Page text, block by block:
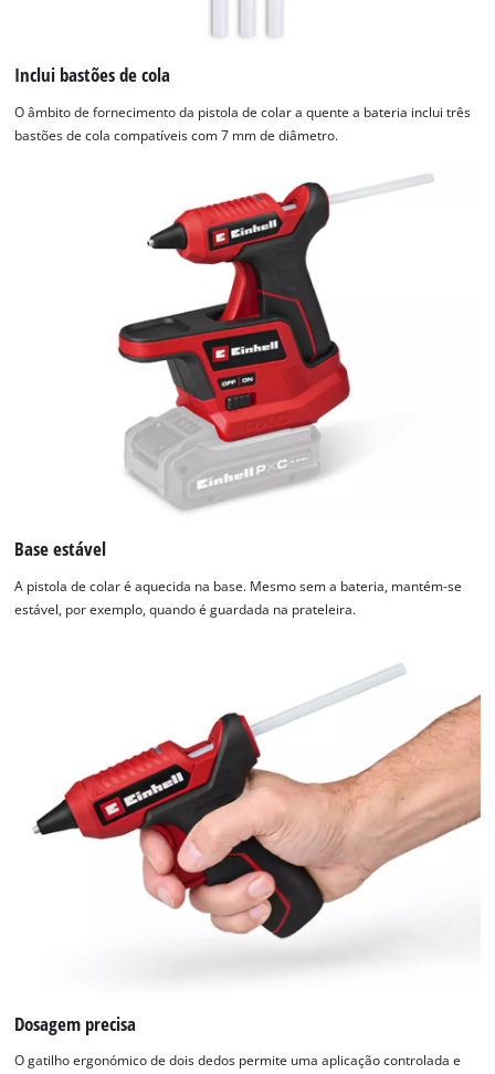
Inclui bastões de cola
O âmbito de fornecimento da pistola de colar a quente a bateria inclui três
bastões de cola compatíveis com 7 mm de diâmetro.
Base estável
A pistola de colar é aquecida na base. Mesmo sem a bateria, mantém-se
estável, por exemplo, quando é guardada na prateleira.
Dosagem precisa
O gatilho ergonómico de dois dedos permite uma aplicação controlada e